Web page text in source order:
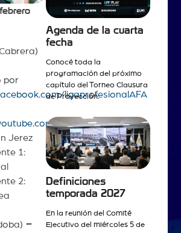
por
ligaprofesionalAFA
ligaprofesional
Jerez
1:
2:
–
Agenda de la cuarta
fecha
Conocé toda la
programación del próximo
capítulo del Torneo Clausura
de Proyección.
Definiciones
temporada 2027
En la reunión del Comité
Ejecutivo del miércoles 5 de